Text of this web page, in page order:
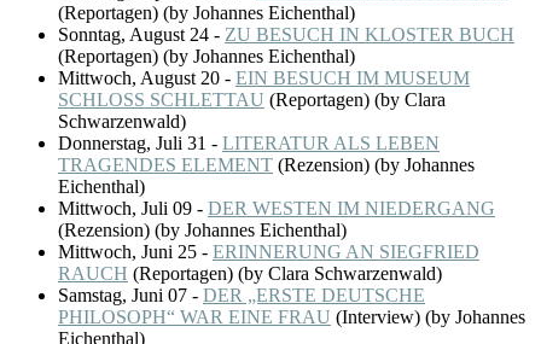
(Reportagen) (by Johannes Eichenthal)
Sonntag, August 24 - ZU BESUCH IN KLOSTER BUCH
(Reportagen) (by Johannes Eichenthal)
Mittwoch, August 20 - EIN BESUCH IM MUSEUM
SCHLOSS SCHLETTAU (Reportagen) (by Clara
Schwarzenwald)
Donnerstag, Juli 31 - LITERATUR ALS LEBEN
TRAGENDES ELEMENT (Rezension) (by Johannes
Eichenthal)
Mittwoch, Juli 09 - DER WESTEN IM NIEDERGANG
(Rezension) (by Johannes Eichenthal)
Mittwoch, Juni 25 - ERINNERUNG AN SIEGFRIED
RAUCH (Reportagen) (by Clara Schwarzenwald)
Samstag, Juni 07 - DER „ERSTE DEUTSCHE
PHILOSOPH“ WAR EINE FRAU (Interview) (by Johannes
Eichenthal)